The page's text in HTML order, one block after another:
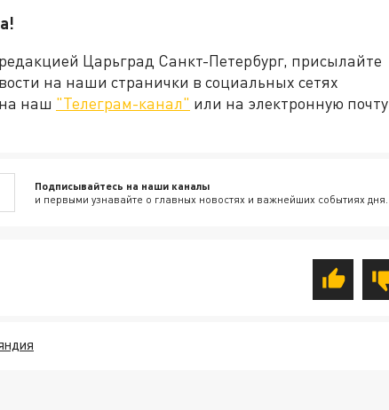
Царьград Санкт-Петербург, присылайте
на наши странички в социальных сетях
наш "Телеграм-канал" или на электронную почту
Подписывайтесь на наши каналы
и первыми узнавайте о главных новостях и важнейших событиях дня.